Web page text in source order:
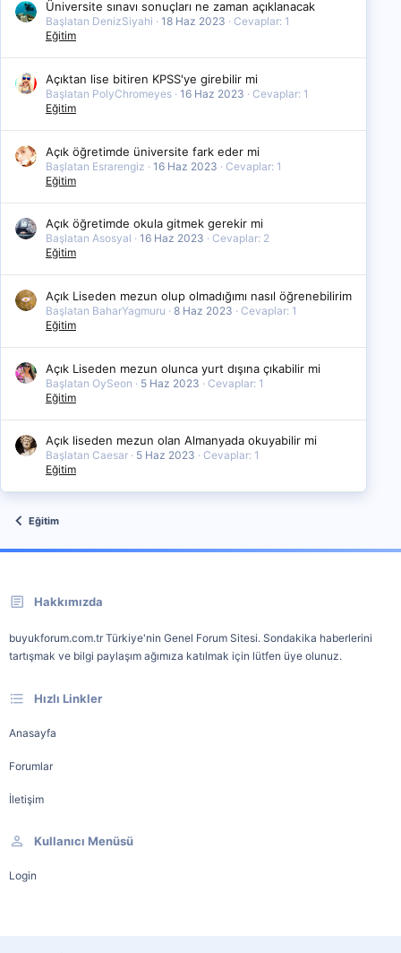
Üniversite sınavı sonuçları ne zaman açıklanacak
Başlatan DenizSiyahi 18 Haz 2023
Cevaplar: 1
Eğitim
Açıktan lise bitiren KPSS'ye girebilir mi
Başlatan PolyChromeyes 16 Haz 2023
Cevaplar: 1
Eğitim
Açık öğretimde üniversite fark eder mi
Başlatan Esrarengiz 16 Haz 2023
Cevaplar: 1
Eğitim
Açık öğretimde okula gitmek gerekir mi
Başlatan Asosyal 16 Haz 2023
Cevaplar: 2
Eğitim
Açık Liseden mezun olup olmadığımı nasıl öğrenebilirim
Başlatan BaharYagmuru 8 Haz 2023
Cevaplar: 1
Eğitim
Açık Liseden mezun olunca yurt dışına çıkabilir mi
Başlatan OySeon 5 Haz 2023
Cevaplar: 1
Eğitim
Açık liseden mezun olan Almanyada okuyabilir mi
Başlatan Caesar 5 Haz 2023
Cevaplar: 1
Eğitim
Eğitim
Hakkımızda
buyukforum.com.tr Türkiye'nin Genel Forum Sitesi. Sondakika haberlerini
tartışmak ve bilgi paylaşım ağımıza katılmak için lütfen üye olunuz.
Hızlı Linkler
Anasayfa
Forumlar
İletişim
Kullanıcı Menüsü
Login